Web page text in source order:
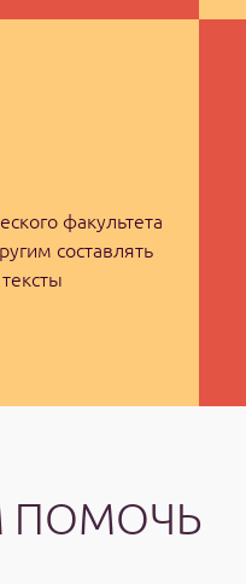
факультета
составлять
ПОМОЧЬ